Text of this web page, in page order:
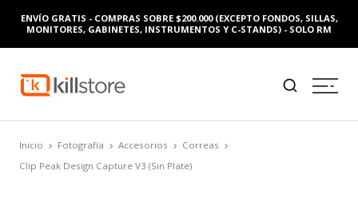
ENVÍO GRATIS - COMPRAS SOBRE $200.000 (EXCEPTO FONDOS, SILLAS,
MONITORES, GABINETES, INSTRUMENTOS Y C-STANDS) - SOLO RM
Inicio Fotografía Accesorios
Correas
Clip Peak Design Capture V3 (Sin Plate)